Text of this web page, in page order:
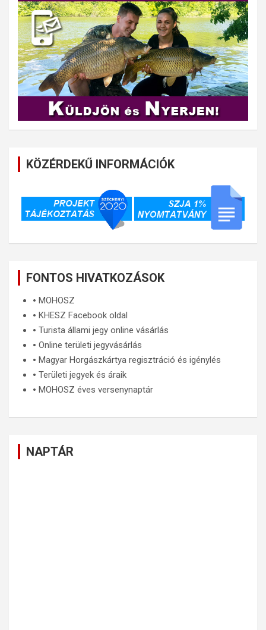
KÖZÉRDEKŰ INFORMÁCIÓK
FONTOS HIVATKOZÁSOK
🞄 MOHOSZ
🞄 KHESZ Facebook oldal
🞄 Turista állami jegy online vásárlás
🞄 Online területi jegyvásárlás
🞄 Magyar Horgászkártya regisztráció és igénylés
🞄 Területi jegyek és áraik
🞄 MOHOSZ éves versenynaptár
NAPTÁR